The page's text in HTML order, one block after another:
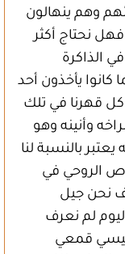
وهم ينهالون
نحتاج أكثر
الذاكرة
كانوا يأخذون أحد
كل قهرنا في تلك
وأنينه وهو
بالنسبة لنا
الروحي في
نحن جيل
لم نعرف
قمعي